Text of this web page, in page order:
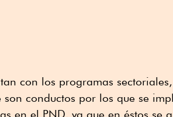
con los programas
conductos por los que se
en el PND, ya que en éstos se